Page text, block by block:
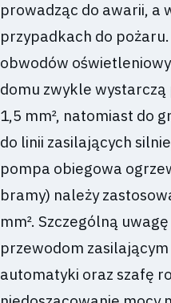
prowadząc do awarii, a
przypadkach do
obwodów
domu zwykle
1,5 mm², natomiast do
do linii zasilających
pompa obiegowa
bramy) należy
mm². Szczególną
przewodom
automatyki oraz szafę